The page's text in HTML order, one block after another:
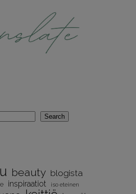
Search
beauty blogista
inspiraatiot iso eteinen